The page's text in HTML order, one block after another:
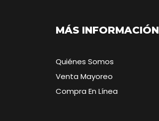
MÁS INFORMACIÓN
Quiénes Somos
Venta Mayoreo
Compra En Línea